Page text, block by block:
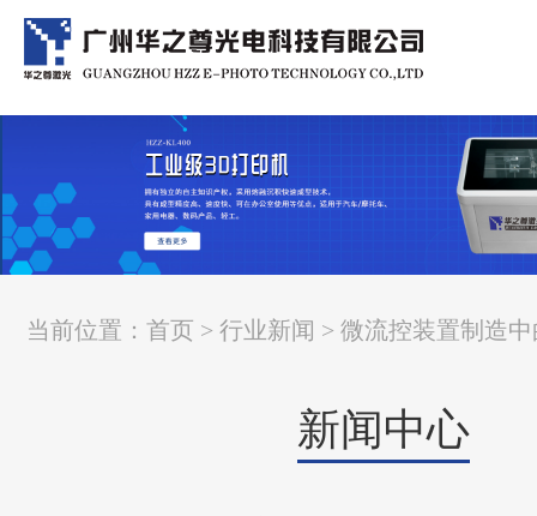
当前位置：首页 >行业新闻 > 微流控装置制造
新闻中心